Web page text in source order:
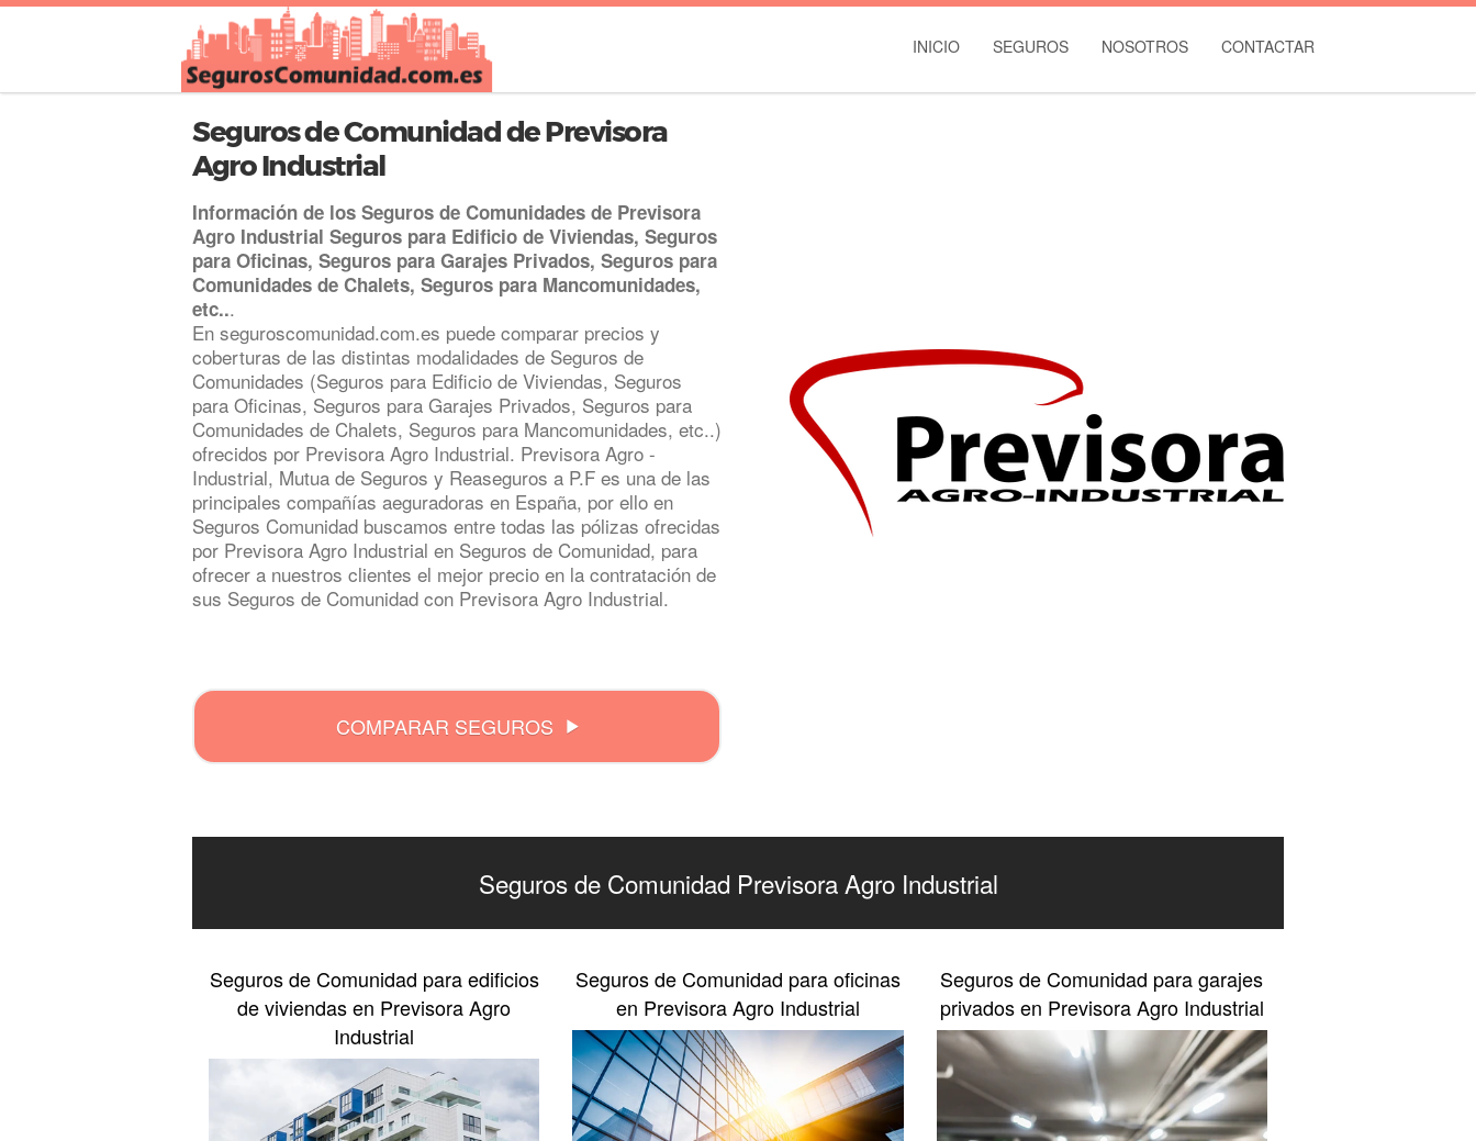
INICIO SEGUROS NOSOTROS CONTACTAR
Seguros de Comunidad de Previsora
Agro Industrial
Información de los Seguros de Comunidades de Previsora
Agro Industrial Seguros para Edificio de Viviendas, Seguros
para Oficinas, Seguros para Garajes Privados, Seguros para
Comunidades de Chalets, Seguros para Mancomunidades,
etc...
En seguroscomunidad.com.es puede comparar precios y
coberturas de las distintas modalidades de Seguros de
Comunidades (Seguros para Edificio de Viviendas, Seguros
para Oficinas, Seguros para Garajes Privados, Seguros para
Comunidades de Chalets, Seguros para Mancomunidades, etc..)
ofrecidos por Previsora Agro Industrial. Previsora Agro -
Industrial, Mutua de Seguros y Reaseguros a P.F es una de las
principales compañías aeguradoras en España, por ello en
Seguros Comunidad buscamos entre todas las pólizas ofrecidas
por Previsora Agro Industrial en Seguros de Comunidad, para
ofrecer a nuestros clientes el mejor precio en la contratación de
sus Seguros de Comunidad con Previsora Agro Industrial.
COMPARAR SEGUROS
Seguros de Comunidad Previsora Agro Industrial
Seguros de Comunidad para edificios
de viviendas en Previsora Agro
Industrial
Seguros de Comunidad para oficinas
en Previsora Agro Industrial
Seguros de Comunidad para garajes
privados en Previsora Agro Industrial